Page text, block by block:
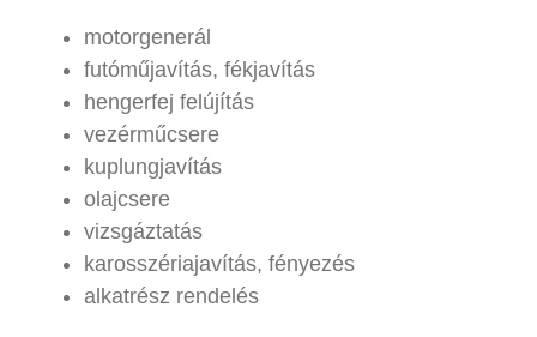
motorgenerál
futóműjavítás, fékjavítás
hengerfej felújítás
vezérműcsere
kuplungjavítás
olajcsere
vizsgáztatás
karosszériajavítás, fényezés
alkatrész rendelés